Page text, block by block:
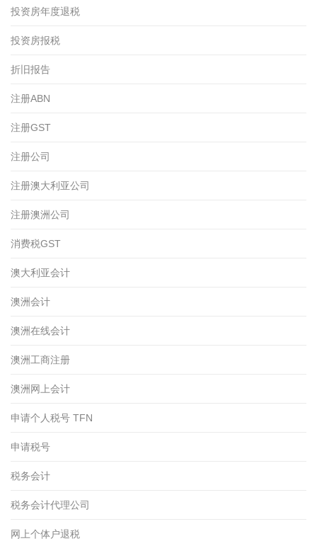
投资房年度退税
投资房报税
折旧报告
注册ABN
注册GST
注册公司
注册澳大利亚公司
注册澳洲公司
消费税GST
澳大利亚会计
澳洲会计
澳洲在线会计
澳洲工商注册
澳洲网上会计
申请个人税号 TFN
申请税号
税务会计
税务会计代理公司
网上个体户退税